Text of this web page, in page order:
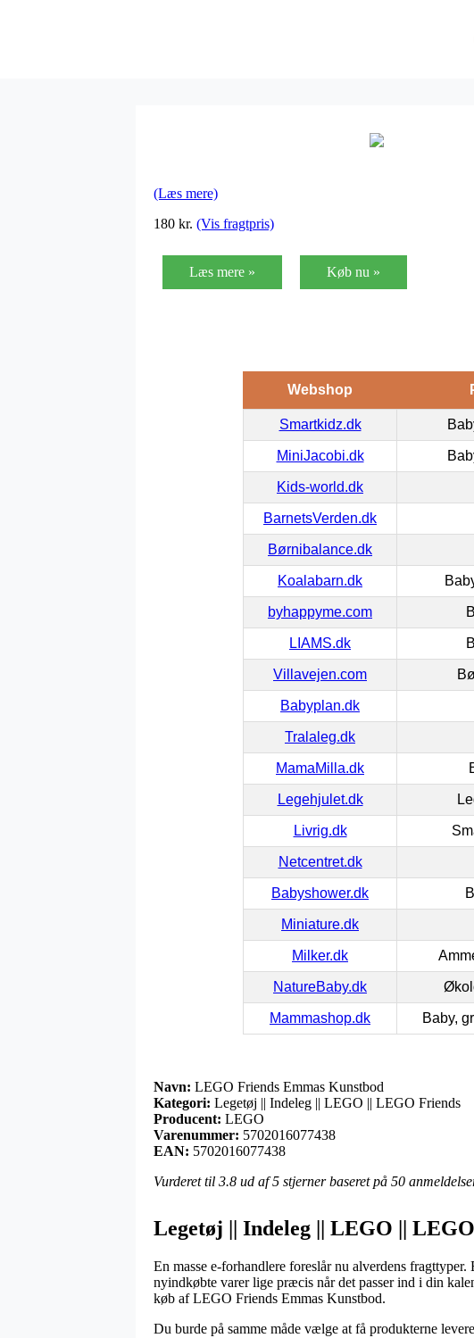
(Læs mere)
180 kr. (Vis fragtpris)
Læs mere » Køb nu »
Webshop
Smartkidz.dk
MiniJacobi.dk
Kids-world.dk
BarnetsVerden.dk
Børnibalance.dk
Koalabarn.dk
byhappyme.com
LIAMS.dk
Villavejen.com
Babyplan.dk
Tralaleg.dk
MamaMilla.dk
Legehjulet.dk
Livrig.dk
Netcentret.dk
Babyshower.dk
Miniature.dk
Milker.dk
NatureBaby.dk
Mammashop.dk Baby,
Navn: LEGO Friends Emmas Kunstbod
Kategori: Legetøj || Indeleg || LEGO || LEGO Friends
Producent: LEGO
Varenummer: 5702016077438
EAN: 5702016077438
Vurderet til 3.8 ud af 5 stjerner baseret på 50
Legetøj || Indeleg || LEGO ||
En masse e-forhandlere foreslår nu alverdens
nyindkøbte varer lige præcis når det passer ind i din
køb af LEGO Friends Emmas Kunstbod.
Du burde på samme måde vælge at få produkterne